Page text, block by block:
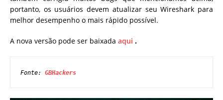
portanto, os usuários devem atualizar seu Wireshark para
melhor desempenho o mais rápido possível.
A nova versão pode ser baixada aqui .
Fonte: GBHackers